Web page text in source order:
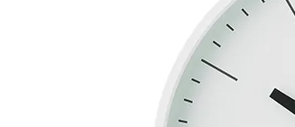
ワークチェア
ベンチ&スツール
シートパッド&クッション
パーツ&リペア